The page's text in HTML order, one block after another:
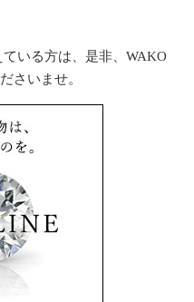
いる方は、是非、WAKO
さいませ。